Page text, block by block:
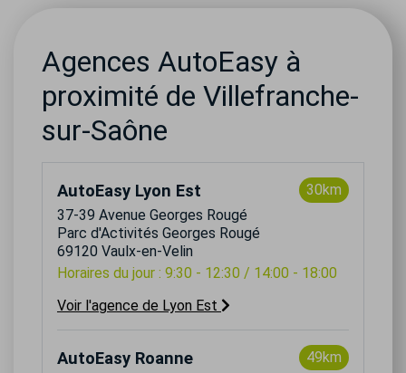
Agences AutoEasy à
proximité de Villefranche-
sur-Saône
AutoEasy Lyon Est
30km
37-39 Avenue Georges Rougé
Parc d'Activités Georges Rougé
69120 Vaulx-en-Velin
Horaires du jour : 9:30 - 12:30 / 14:00 - 18:00
Voir l'agence de Lyon Est
AutoEasy Roanne
49km